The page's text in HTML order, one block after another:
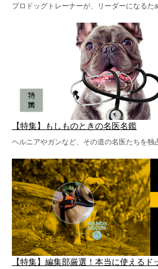
プロドッグトレーナーが、リーダーになるた
【特集】もしものときの名医名鑑
ヘルニアやガンなど、その道の名医たちを独
【特集】編集部厳選！本当に使えるド